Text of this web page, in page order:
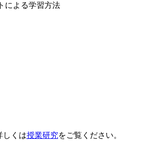
による学習方法
しくは授業研究をご覧ください。